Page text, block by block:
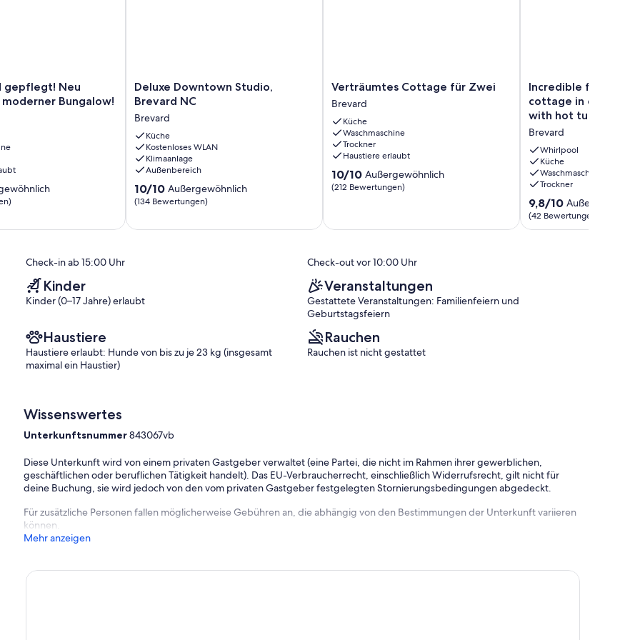
Lane ist eine sehr einzigartige Verbindung von Häusern.
gepflegt! Neu
Bungalow!
Deluxe
Downtown
Brevard
NC
Brevard
Deluxe Downtown Studio,
Brevard NC
Brevard
Küche
Kostenloses WLAN
Klimaanlage
Außenbereich
10.0
von
Außergewöhnlich,
10/10 Außergewöhnlich
(134 Bewertungen)
Verträumtes
Cottage
für
Zwei
Brevard
Verträumtes Cottage für Zwei
Brevard
Küche
Waschmaschine
Trockner
Haustiere erlaubt
10.0
von
10/10 Außergewöhnlich
(212 Bewertungen)
Incredible
fenced
in
friendly
cottage
in
downtown
Brevard
with
hot
tub!
Incredible fenced
cottage in
with hot tub!
Brevard
Whirlpool
Küche
Waschmaschine
Trockner
9.8
von
10,
9,8/10
(42 Bewertungen)
Check-in ab 15:00 Uhr Check-out vor 10:00 Uhr
Kinder
Kinder (0–17 Jahre) erlaubt
Veranstaltungen
Gestattete Veranstaltungen: Familienfeiern und
Geburtstagsfeiern
Haustiere
Haustiere erlaubt: Hunde von bis zu je 23 kg (insgesamt
maximal ein Haustier)
Rauchen
Rauchen ist nicht gestattet
Wissenswertes
Unterkunftsnummer843067vb
Diese Unterkunft wird von einem privaten Gastgeber verwaltet (eine Partei, die nicht im Rahmen ihrer gewerblichen,
geschäftlichen oder beruflichen Tätigkeit handelt). Das EU-Verbraucherrecht, einschließlich Widerrufsrecht, gilt nicht für
deine Buchung, sie wird jedoch von den vom privaten Gastgeber festgelegten Stornierungsbedingungen abgedeckt.
Für zusätzliche Personen fallen möglicherweise Gebühren an, die abhängig von den Bestimmungen der Unterkunft variieren
können.
Mehr anzeigen